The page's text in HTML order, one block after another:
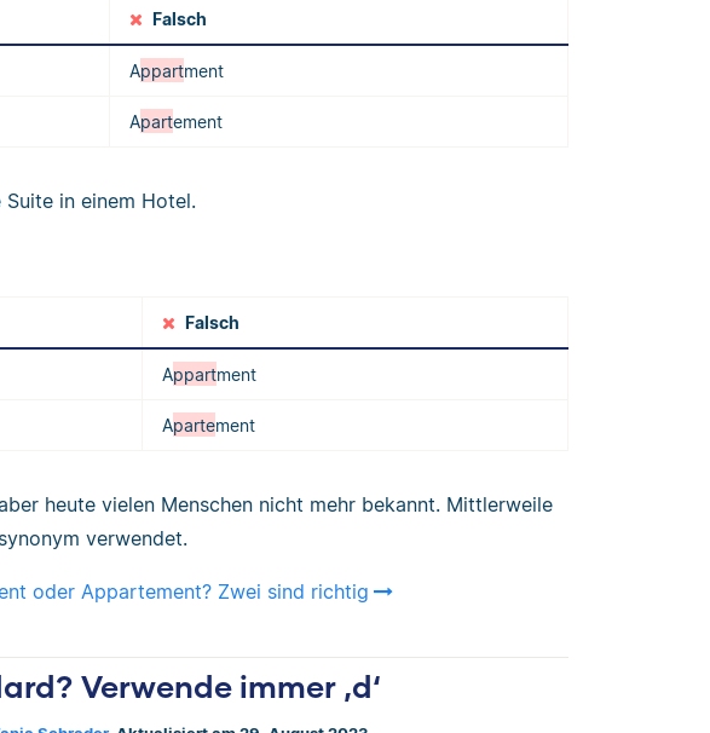
Falsch
Appartment
Apartement
in einem Hotel.
Falsch
Appartment
Apartement
heute vielen Menschen nicht mehr bekannt. Mittlerweile
verwendet.
oder Appartement? Zwei sind richtig
Verwende immer ‚d‘